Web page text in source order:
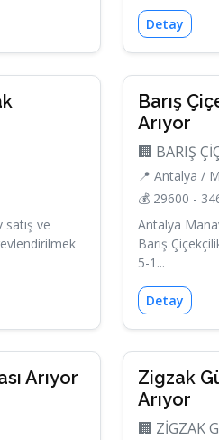
Detay
ve
Barış
Arıyor
🏢 BARIŞ
📍 Antalya /
💰 29600 -
Antalya
Barış
5-1...
Detay
Arıyor
Zigzak
Arıyor
🏢 ZİGZAK